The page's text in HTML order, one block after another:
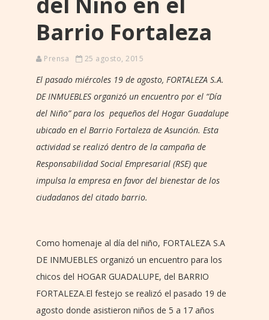
Barrio Fortaleza
Prensa 25 agosto, 2015
El pasado miércoles 19 de agosto, FORTALEZA S.A.
DE INMUEBLES organizó un encuentro por el “Día
del Niño” para los pequeños del Hogar Guadalupe
ubicado en el Barrio Fortaleza de Asunción. Esta
actividad se realizó dentro de la campaña de
Responsabilidad Social Empresarial (RSE) que
impulsa la empresa en favor del bienestar de los
ciudadanos del citado barrio.
Como homenaje al día del niño, FORTALEZA S.A
DE INMUEBLES organizó un encuentro para los
chicos del HOGAR GUADALUPE, del BARRIO
FORTALEZA.El festejo se realizó el pasado 19 de
agosto donde asistieron niños de 5 a 17 años